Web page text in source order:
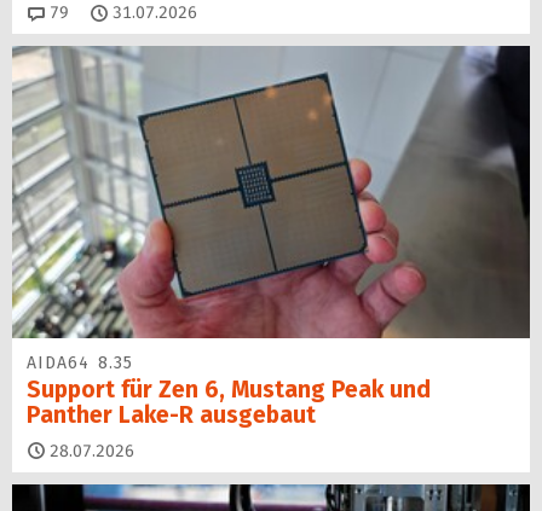
79 Kommentare
31.07.2026
AIDA64 8.35
Support für Zen 6, Mustang Peak und
Panther Lake-R ausgebaut
28.07.2026